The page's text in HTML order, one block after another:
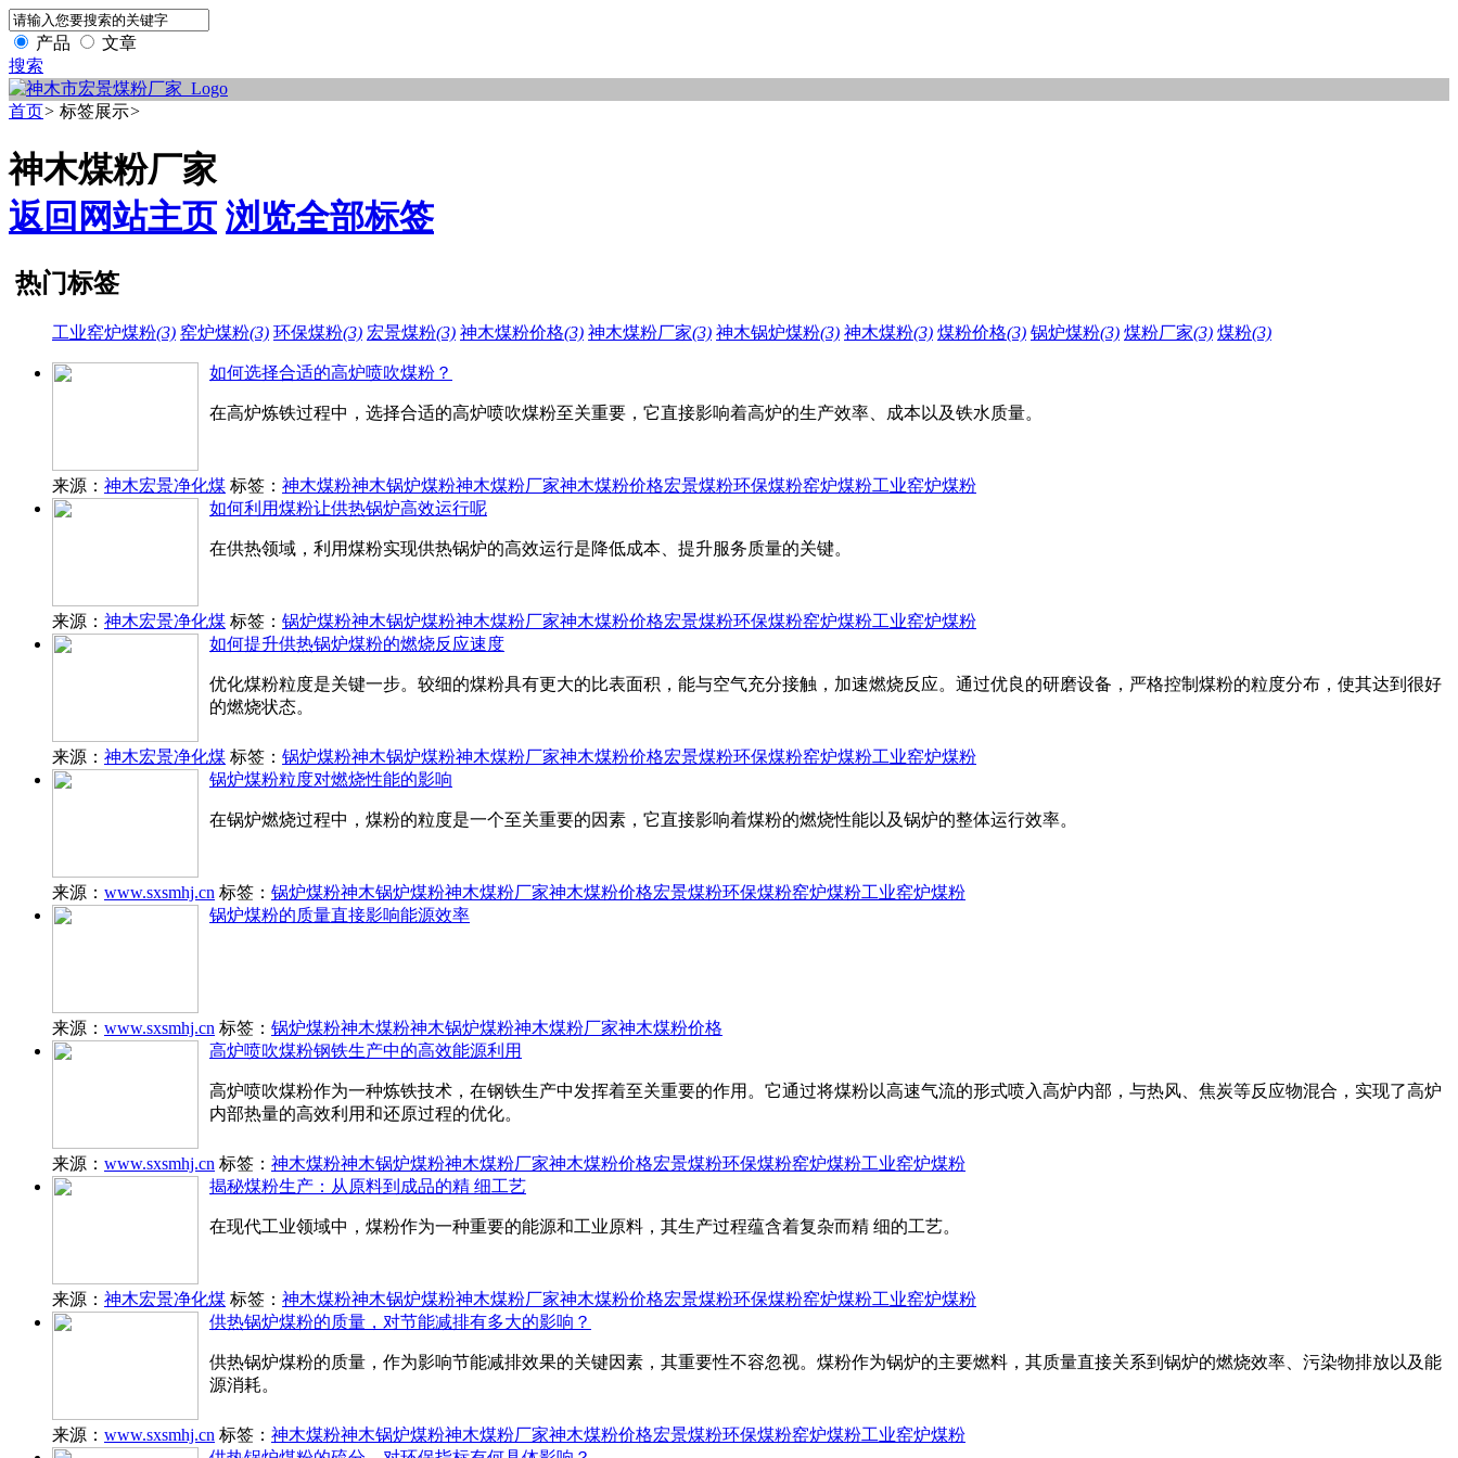
产品
文章
搜索
首页> 标签展示>
神木煤粉厂家
返回网站主页 浏览全部标签
热门标签
工业窑炉煤粉(3) 窑炉煤粉(3) 环保煤粉(3) 宏景煤粉(3) 神木煤粉价格(3) 神木煤粉厂家(3) 神木锅炉煤粉(3) 神木煤粉(3) 煤粉价格(3) 锅炉煤粉(3) 煤粉厂家(3) 煤粉(3)
如何选择合适的高炉喷吹煤粉？
在高炉炼铁过程中，选择合适的高炉喷吹煤粉至关重要，它直接影响着高炉的生产效率、成本以及铁水质量。
来源： 神木宏景净化煤 标签： 神木煤粉神木锅炉煤粉神木煤粉厂家神木煤粉价格宏景煤粉环保煤粉窑炉煤粉工业窑炉煤粉
如何利用煤粉让供热锅炉高效运行呢
在供热领域，利用煤粉实现供热锅炉的高效运行是降低成本、提升服务质量的关键。
来源： 神木宏景净化煤 标签： 锅炉煤粉神木锅炉煤粉神木煤粉厂家神木煤粉价格宏景煤粉环保煤粉窑炉煤粉工业窑炉煤粉
如何提升供热锅炉煤粉的燃烧反应速度
优化煤粉粒度是关键一步。较细的煤粉具有更大的比表面积，能与空气充分接触，加速燃烧反应。通过优良的研磨设备，严格控制煤粉的粒度分布，使其达到很好
的燃烧状态。
来源： 神木宏景净化煤 标签： 锅炉煤粉神木锅炉煤粉神木煤粉厂家神木煤粉价格宏景煤粉环保煤粉窑炉煤粉工业窑炉煤粉
锅炉煤粉粒度对燃烧性能的影响
在锅炉燃烧过程中，煤粉的粒度是一个至关重要的因素，它直接影响着煤粉的燃烧性能以及锅炉的整体运行效率。
来源： www.sxsmhj.cn 标签： 锅炉煤粉神木锅炉煤粉神木煤粉厂家神木煤粉价格宏景煤粉环保煤粉窑炉煤粉工业窑炉煤粉
锅炉煤粉的质量直接影响能源效率
来源： www.sxsmhj.cn 标签： 锅炉煤粉神木煤粉神木锅炉煤粉神木煤粉厂家神木煤粉价格
高炉喷吹煤粉钢铁生产中的高效能源利用
高炉喷吹煤粉作为一种炼铁技术，在钢铁生产中发挥着至关重要的作用。它通过将煤粉以高速气流的形式喷入高炉内部，与热风、焦炭等反应物混合，实现了高炉
内部热量的高效利用和还原过程的优化。
来源： www.sxsmhj.cn 标签： 神木煤粉神木锅炉煤粉神木煤粉厂家神木煤粉价格宏景煤粉环保煤粉窑炉煤粉工业窑炉煤粉
揭秘煤粉生产：从原料到成品的精 细工艺
在现代工业领域中，煤粉作为一种重要的能源和工业原料，其生产过程蕴含着复杂而精 细的工艺。
来源： 神木宏景净化煤 标签： 神木煤粉神木锅炉煤粉神木煤粉厂家神木煤粉价格宏景煤粉环保煤粉窑炉煤粉工业窑炉煤粉
供热锅炉煤粉的质量，对节能减排有多大的影响？
供热锅炉煤粉的质量，作为影响节能减排效果的关键因素，其重要性不容忽视。煤粉作为锅炉的主要燃料，其质量直接关系到锅炉的燃烧效率、污染物排放以及能
源消耗。
来源： www.sxsmhj.cn 标签： 神木煤粉神木锅炉煤粉神木煤粉厂家神木煤粉价格宏景煤粉环保煤粉窑炉煤粉工业窑炉煤粉